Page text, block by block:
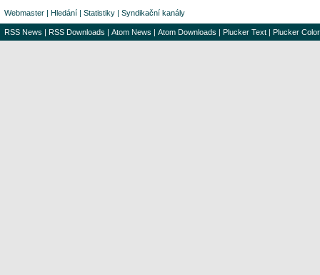
Webmaster | Hledání | Statistiky | Syndikační kanály
RSS News | RSS Downloads | Atom News | Atom Downloads | Plucker Text | Plucker Color